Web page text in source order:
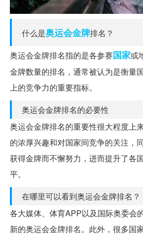
什么是奥运会金牌排名？
奥运会金牌排名指的是各参赛国家或
金牌数量的排名，通常被认为是衡量
上的竞争力的重要指标。
奥运会金牌排名的必要性
奥运会金牌排名的重要性很大程度上
的浓厚兴趣和对国家间竞争的关注，
获得金牌而不懈努力，进而提升了各
平。
在哪里可以看到奥运会金牌排名？
各大媒体、体育APP以及国际奥委会
新的奥运会金牌排名。此外，很多国